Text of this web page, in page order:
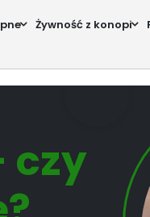
Żywność z konopi
czy